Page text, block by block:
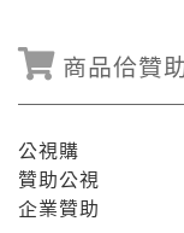
商品佮贊
公視購
贊助公視
企業贊助